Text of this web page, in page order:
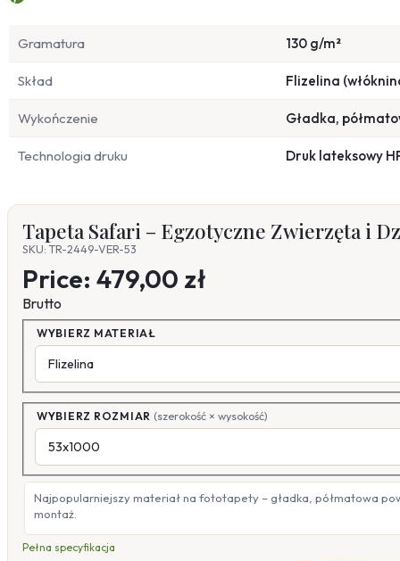
Gramatura 130 g/m²
Skład Flizelina
Wykończenie Gładka,
Technologia druku Druk lateksowy
Tapeta Safari – Egzotyczne Zwierzęta i
SKU: TR-2449-VER-53
Price: 479,00 zł
Brutto
WYBIERZ MATERIAŁ
WYBIERZ ROZMIAR (szerokość × wysokość)
Najpopularniejszy materiał na fototapety – gładka, półmatowa
montaż.
Pełna specyfikacja